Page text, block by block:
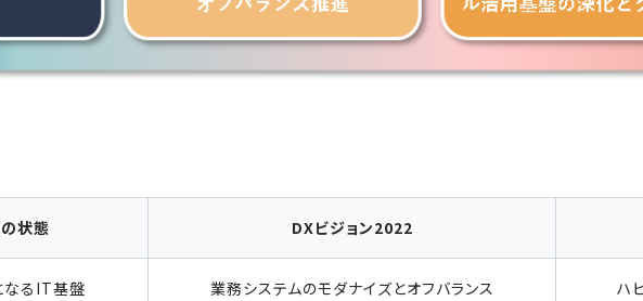
状態 DXビジョン2022
なるIT基盤 業務システムのモダナイズとオフバランス ハ